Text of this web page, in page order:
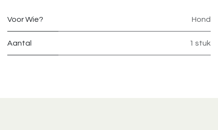
Voor Wie? Hond
Aantal 1 stuk